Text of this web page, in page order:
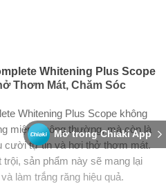
Mở trong Chiaki App
Whitening Plus Scope
Thơm Mát, Chăm Sóc
Whitening Plus Scope không
miệng thông thường, mà còn là
cười tự tin và hơi thở thơm mát.
sản phẩm này sẽ mang lại
làm trắng răng hiệu quả.